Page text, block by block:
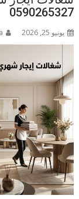
0590265327
يونيو 25, 2026